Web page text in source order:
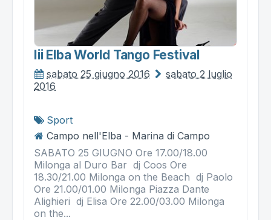
Iii Elba World Tango Festival
sabato 25 giugno 2016
sabato 2 luglio
2016
Sport
Campo nell'Elba - Marina di Campo
SABATO 25 GIUGNO Ore 17.00/18.00
Milonga al Duro Bar dj Coos Ore
18.30/21.00 Milonga on the Beach dj Paolo
Ore 21.00/01.00 Milonga Piazza Dante
Alighieri dj Elisa Ore 22.00/03.00 Milonga
on the...